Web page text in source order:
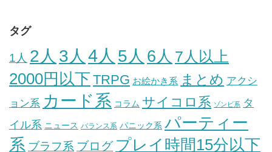
タグ
1人 2人 3人 4人 5人 6人 7人以上
2000円以下 TRPG お絵かき系 まとめ アクシ
ョン系 カード系 コラム サイコロ系 ゾンビ系 タ
イル系 ニュース バランス系 パニック系 パーティー
系 ブラフ系 ブログ プレイ時間15分以下